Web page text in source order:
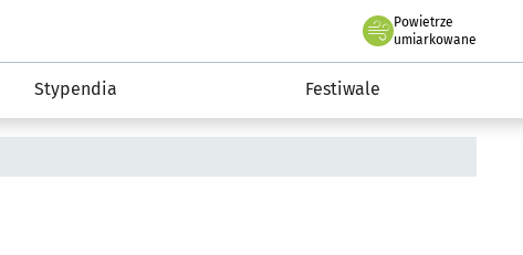
Kultura
Powietrze
we Wrocławiu
umiarkowane
Stypendia Festiwale